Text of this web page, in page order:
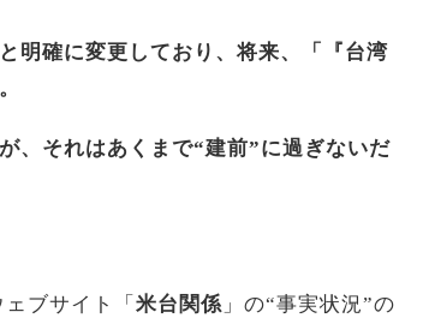
明確に変更しており、将来、「『台湾
、それはあくまで“建前”に過ぎないだ
ブサイト「 米台関係 」の“事実状況”の